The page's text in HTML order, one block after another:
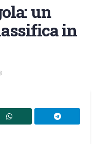
un
in